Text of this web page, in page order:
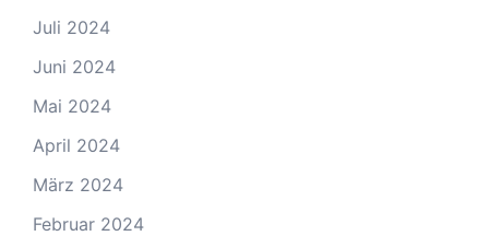
Juli 2024
Juni 2024
Mai 2024
April 2024
März 2024
Februar 2024